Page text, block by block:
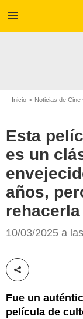
menu
Inicio Noticias de Cine
Esta
es un
años,
rehacerla
10/03/2025 a
Compartir esta
Fue un
película de